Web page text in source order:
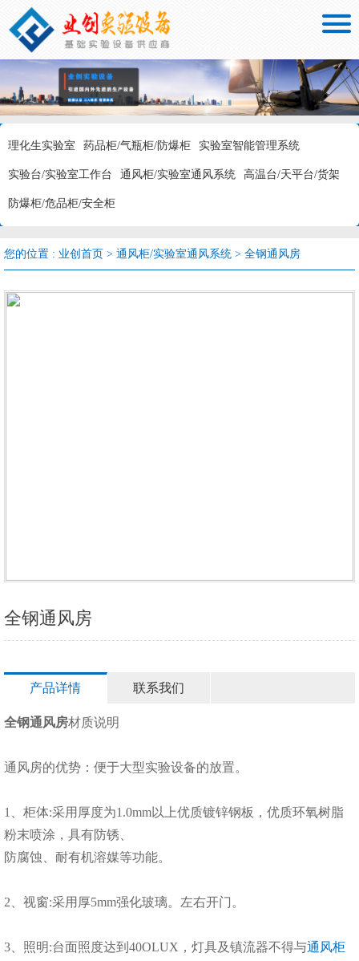

理化生实验室 药品柜/气瓶柜/防爆柜 实验室智能管理系统
实验台/实验室工作台 通风柜/实验室通风系统 高温台/天平台/货架
防爆柜/危品柜/安全柜
您的位置 : 业创首页 > 通风柜/实验室通风系统 > 全钢通风房
全钢通风房
产品详情 联系我们
全钢通风房材质说明
通风房的优势：便于大型实验设备的放置。
1、柜体:采用厚度为1.0mm以上优质镀锌钢板，优质环氧树脂
粉末喷涂，具有防锈、
防腐蚀、耐有机溶媒等功能。
2、视窗:采用厚5mm强化玻璃。左右开门。
3、照明:台面照度达到40OLUX，灯具及镇流器不得与通风柜